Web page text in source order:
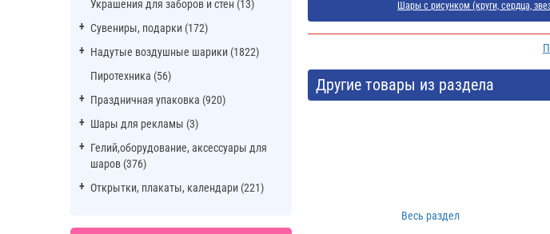
Украшения для заборов и стен (13)
Сувениры, подарки (172)
Надутые воздушные шарики (1822)
Пиротехника (56)
Праздничная упаковка (920)
Шары для рекламы (3)
Гелий,оборудование, аксессуары для
шаров (376)
Открытки, плакаты, календари (221)
Шары с рисунком (круги, сердца,
Другие товары из раздела
Весь раздел